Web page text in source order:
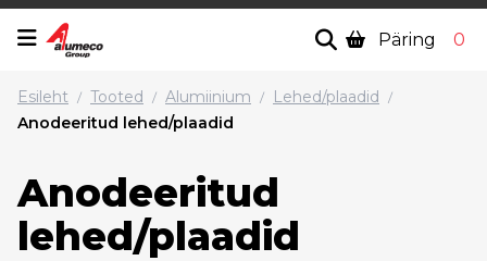
Päring 0
Esileht / Tooted / Alumiinium / Lehed/plaadid /
Anodeeritud lehed/plaadid
Anodeeritud
lehed/plaadid